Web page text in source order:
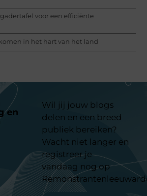
voor een efficiënte
in het hart van het land
en
Wil jij jouw blogs
delen en een breed
publiek bereiken?
Wacht niet langer en
registreer je
vandaag nog op